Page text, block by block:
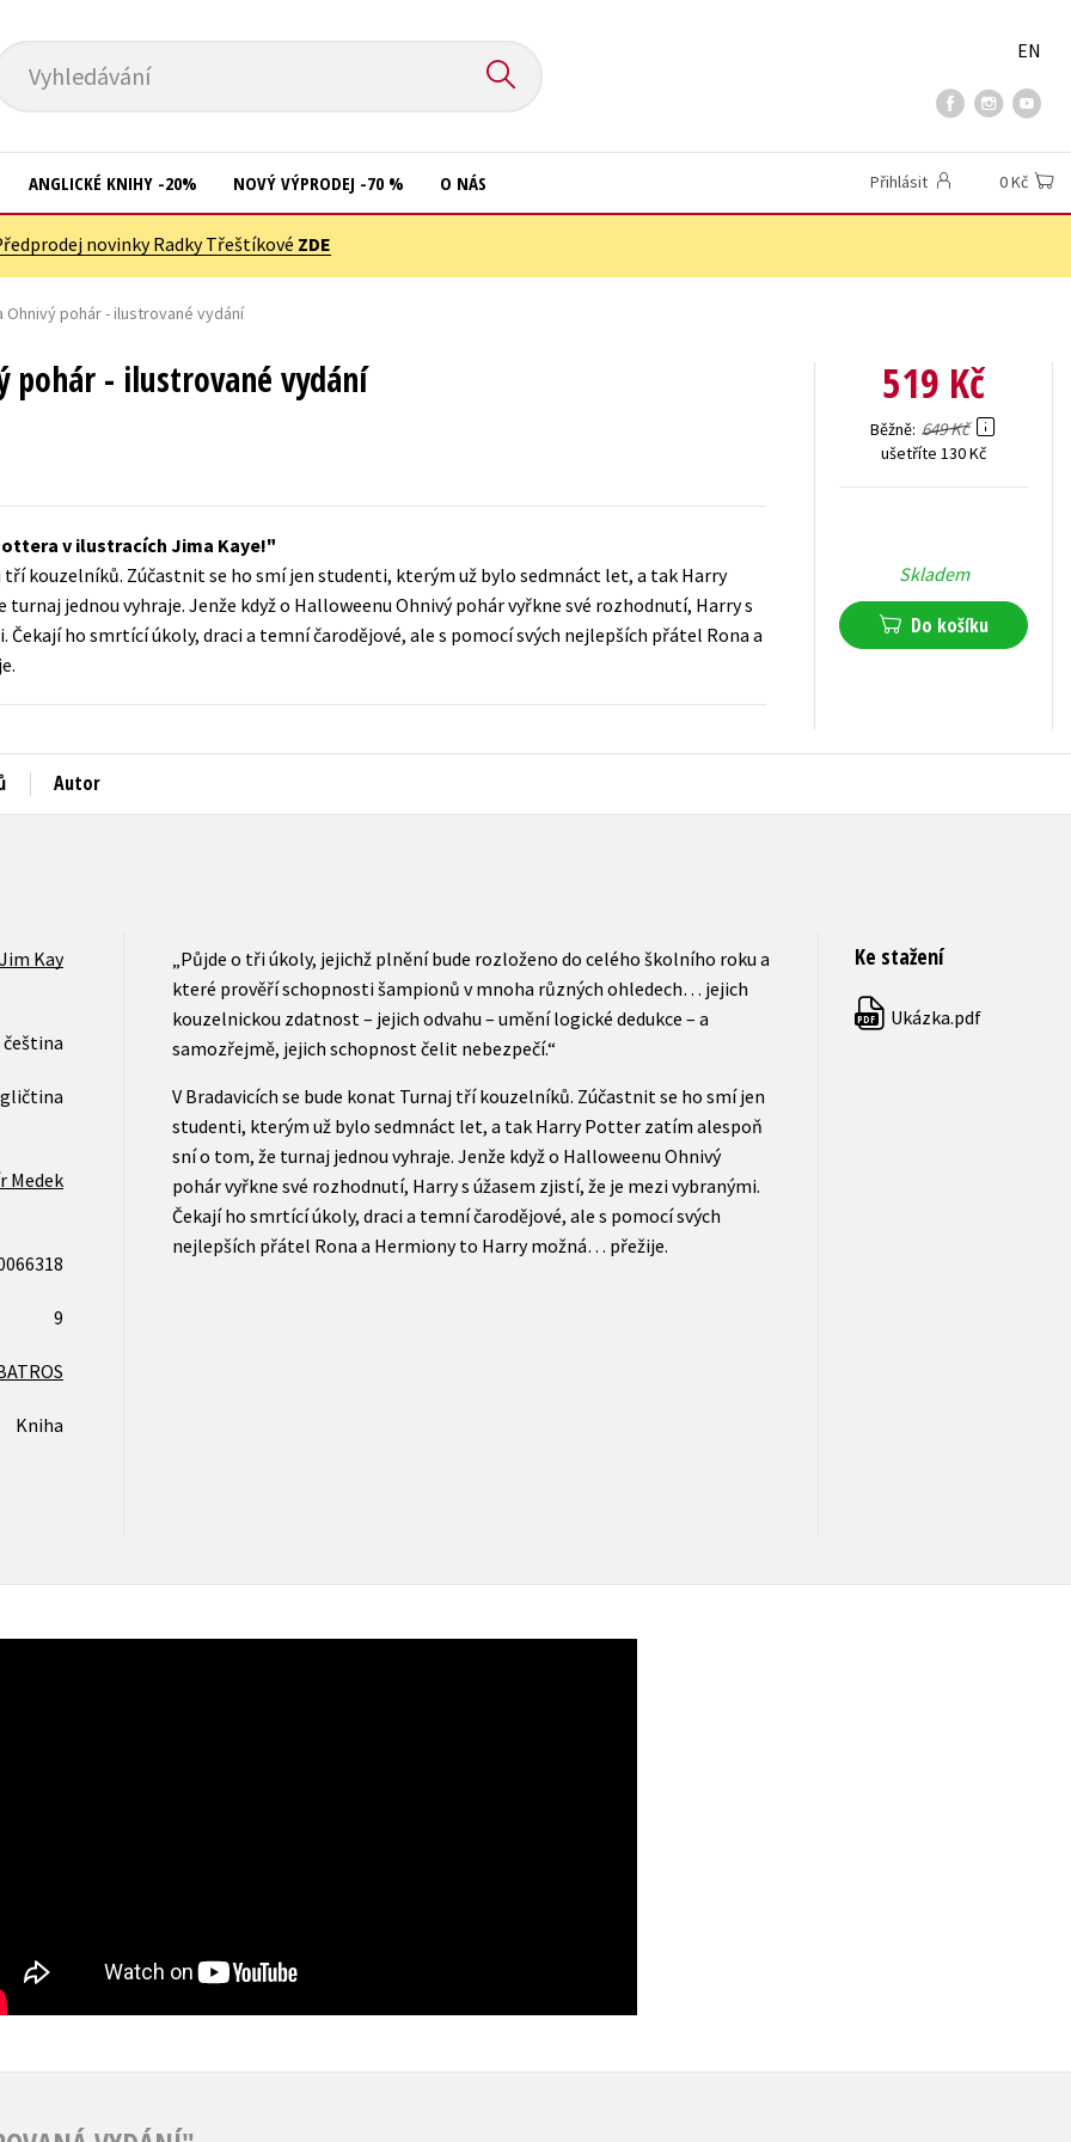
Vyhledávání
EN
Kuchařky
New Adult
Populárně - naučná pro dospělé
Populárně - naučné pro děti
Předškoláci
Učebnice
Young adult (SK)
Zahraniční literatura
tituly
ANGLICKÉ KNIHY -20% NOVÝ VÝPRODEJ -70 % O NÁS Přihlásit 0 Kč
novinky Radky Třeštíkové ZDE
Ohnivý pohár - ilustrované vydání
pohár - ilustrované vydání
v ilustracích Jima Kaye!
tří kouzelníků. Zúčastnit se ho smí jen studenti, kterým už bylo sedmnáct let, a tak Harry
jednou vyhraje. Jenže když o Halloweenu Ohnivý pohár vyřkne své rozhodnutí, Harry s
Čekají ho smrtící úkoly, draci a temní čarodějové, ale s pomocí svých nejlepších přátel Rona a
519 Kč
Běžně 649 Kč
ušetříte 130 Kč
Skladem
Do košíku
Autor
Jim Kay
čeština
Medek
9
Kniha
„Půjde o tři úkoly, jejichž plnění bude rozloženo do celého školního roku a
které prověří schopnosti šampionů v mnoha různých ohledech… jejich
kouzelnickou zdatnost – jejich odvahu – umění logické dedukce – a
samozřejmě, jejich schopnost čelit nebezpečí.“
V Bradavicích se bude konat Turnaj tří kouzelníků. Zúčastnit se ho smí jen
studenti, kterým už bylo sedmnáct let, a tak Harry Potter zatím alespoň
sní o tom, že turnaj jednou vyhraje. Jenže když o Halloweenu Ohnivý
pohár vyřkne své rozhodnutí, Harry s úžasem zjistí, že je mezi vybranými.
Čekají ho smrtící úkoly, draci a temní čarodějové, ale s pomocí svých
nejlepších přátel Rona a Hermiony to Harry možná… přežije.
Ke stažení
PDF Ukázka.pdf